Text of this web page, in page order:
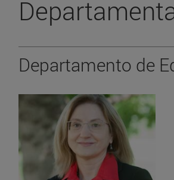
Departamento de